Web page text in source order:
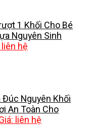
1 Khối Cho Bé
Nguyên Sinh
liên hệ
Nguyên Khối
An Toàn Cho
liên hệ